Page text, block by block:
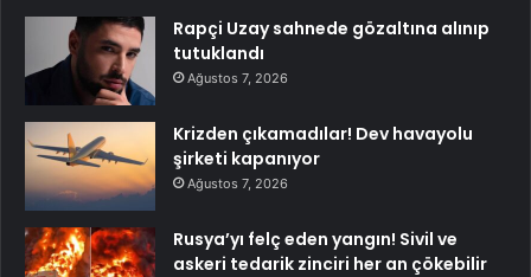
Rapçi Uzay sahnede gözaltına alınıp
tutuklandı
Ağustos 7, 2026
Krizden çıkamadılar! Dev havayolu
şirketi kapanıyor
Ağustos 7, 2026
Rusya’yı felç eden yangın! Sivil ve
askeri tedarik zinciri her an çökebilir